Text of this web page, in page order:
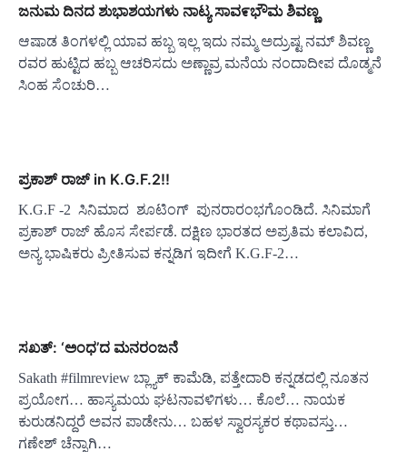
ಜನುಮ ದಿನದ ಶುಭಾಶಯಗಳು ನಾಟ್ಯ ಸಾವ೯ಭೌಮ ಶಿವಣ್ಣ
ಆಷಾಡ ತಿಂಗಳಲ್ಲಿ ಯಾವ ಹಬ್ಬ ಇಲ್ಲ ಇದು ನಮ್ಮ ಅದ್ರುಷ್ಟ ನಮ್ ಶಿವಣ್ಣ
ರವರ ಹುಟ್ಟಿದ ಹಬ್ಬ ಆಚರಿಸದು ಅಣ್ಣಾವ್ರ ಮನೆಯ ನಂದಾದೀಪ ದೊಡ್ಮನೆ
ಸಿಂಹ ಸೆಂಚುರಿ…
ಪ್ರಕಾಶ್ ರಾಜ್ in K.G.F.2!!
K.G.F -2 ಸಿನಿಮಾದ ಶೂಟಿಂಗ್ ಪುನರಾರಂಭಗೊಂಡಿದೆ. ಸಿನಿಮಾಗೆ
ಪ್ರಕಾಶ್ ರಾಜ್ ಹೊಸ ಸೇರ್ಪಡೆ. ದಕ್ಷಿಣ ಭಾರತದ ಅಪ್ರತಿಮ ಕಲಾವಿದ,
ಅನ್ಯ ಭಾಷಿಕರು ಪ್ರೀತಿಸುವ ಕನ್ನಡಿಗ ಇದೀಗೆ K.G.F-2…
ಸಖತ್: ‘ಅಂಧ’ದ ಮನರಂಜನೆ
Sakath #filmreview ಬ್ಲ್ಯಾಕ್ ಕಾಮೆಡಿ, ಪತ್ತೇದಾರಿ ಕನ್ನಡದಲ್ಲಿ ನೂತನ
ಪ್ರಯೋಗ… ಹಾಸ್ಯಮಯ ಘಟನಾವಳಿಗಳು… ಕೊಲೆ… ನಾಯಕ
ಕುರುಡನಿದ್ದರೆ ಅವನ ಪಾಡೇನು… ಬಹಳ ಸ್ವಾರಸ್ಯಕರ ಕಥಾವಸ್ತು…
ಗಣೇಶ್ ಚೆನ್ನಾಗಿ…